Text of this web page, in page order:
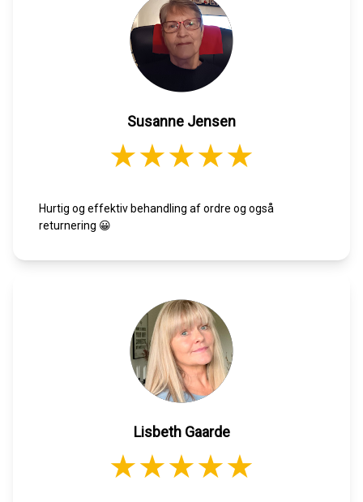
Susanne Jensen
Hurtig og effektiv behandling af ordre og også
returnering 😀
Lisbeth Gaarde